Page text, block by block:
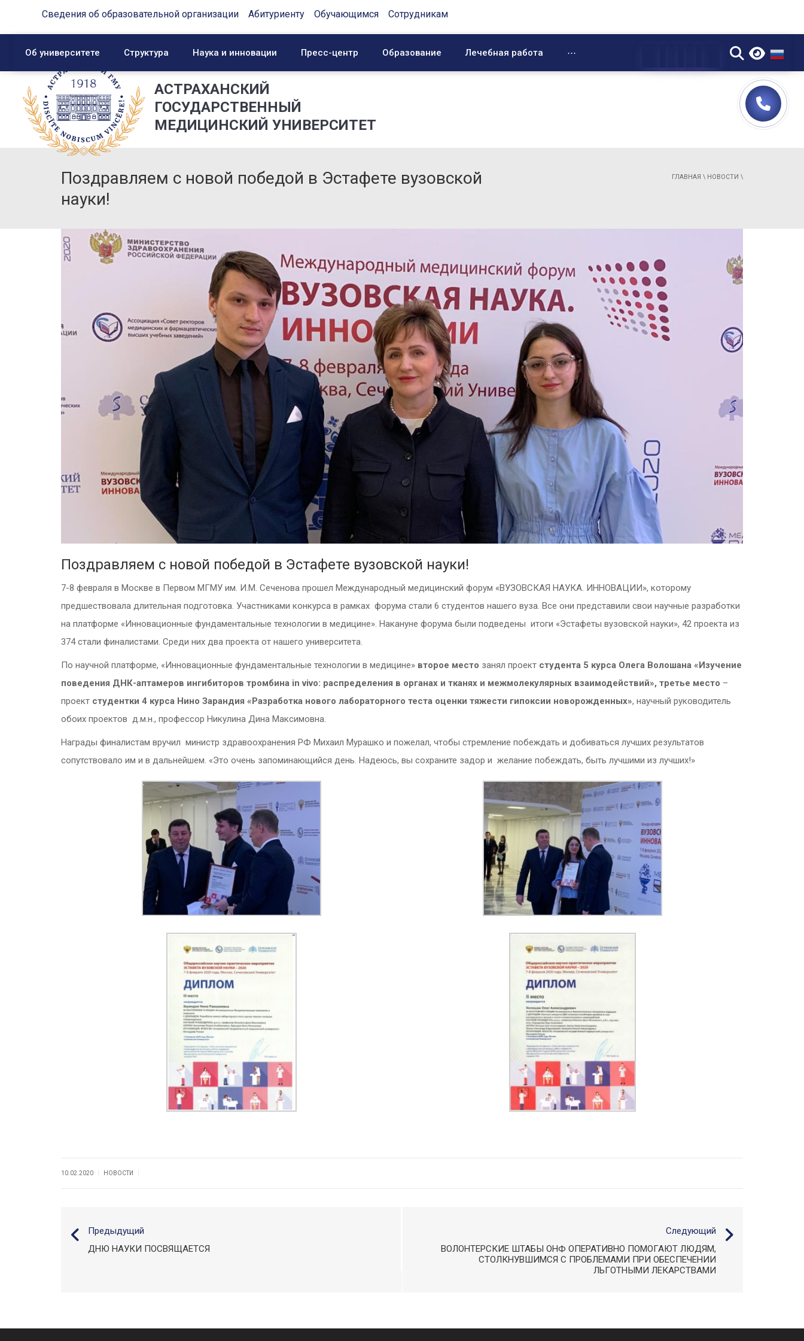
Сведения об образовательной организации Абитуриенту Обучающимся Сотрудникам
Об университете Структура Наука и инновации Пресс-центр Образование Лечебная работа ⋯ ▼
АСТРАХАНСКИЙ
ГОСУДАРСТВЕННЫЙ
МЕДИЦИНСКИЙ УНИВЕРСИТЕТ
Поздравляем с новой победой в Эстафете вузовской
науки!
ГЛАВНАЯ \ НОВОСТИ \
Поздравляем с новой победой в Эстафете вузовской науки!
7-8 февраля в Москве в Первом МГМУ им. И.М. Сеченова прошел Международный медицинский форум «ВУЗОВСКАЯ НАУКА. ИННОВАЦИИ», которому
предшествовала длительная подготовка. Участниками конкурса в рамках форума стали 6 студентов нашего вуза. Все они представили свои научные разработки
на платформе «Инновационные фундаментальные технологии в медицине». Накануне форума были подведены итоги «Эстафеты вузовской науки», 42 проекта из
374 стали финалистами. Среди них два проекта от нашего университета.
По научной платформе, «Инновационные фундаментальные технологии в медицине» второе место занял проект студента 5 курса Олега Волошана «Изучение
поведения ДНК-аптамеров ингибиторов тромбина in vivo: распределения в органах и тканях и межмолекулярных взаимодействий», третье место –
проект студентки 4 курса Нино Зарандия «Разработка нового лабораторного теста оценки тяжести гипоксии новорожденных», научный руководитель
обоих проектов д.м.н., профессор Никулина Дина Максимовна.
Награды финалистам вручил министр здравоохранения РФ Михаил Мурашко и пожелал, чтобы стремление побеждать и добиваться лучших результатов
сопутствовало им и в дальнейшем. «Это очень запоминающийся день. Надеюсь, вы сохраните задор и желание побеждать, быть лучшими из лучших!»
10.02.2020 НОВОСТИ
Предыдущий
ДНЮ НАУКИ ПОСВЯЩАЕТСЯ
Следующий
ВОЛОНТЕРСКИЕ ШТАБЫ ОНФ ОПЕРАТИВНО ПОМОГАЮТ ЛЮДЯМ,
СТОЛКНУВШИМСЯ С ПРОБЛЕМАМИ ПРИ ОБЕСПЕЧЕНИИ
ЛЬГОТНЫМИ ЛЕКАРСТВАМИ